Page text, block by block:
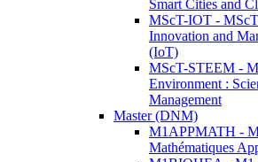
Smart Cities and
MScT-IOT -
Innovation and
(IoT)
MScT-STEEM -
Environment :
Management
Master (DNM)
M1APPMATH -
Mathématiques